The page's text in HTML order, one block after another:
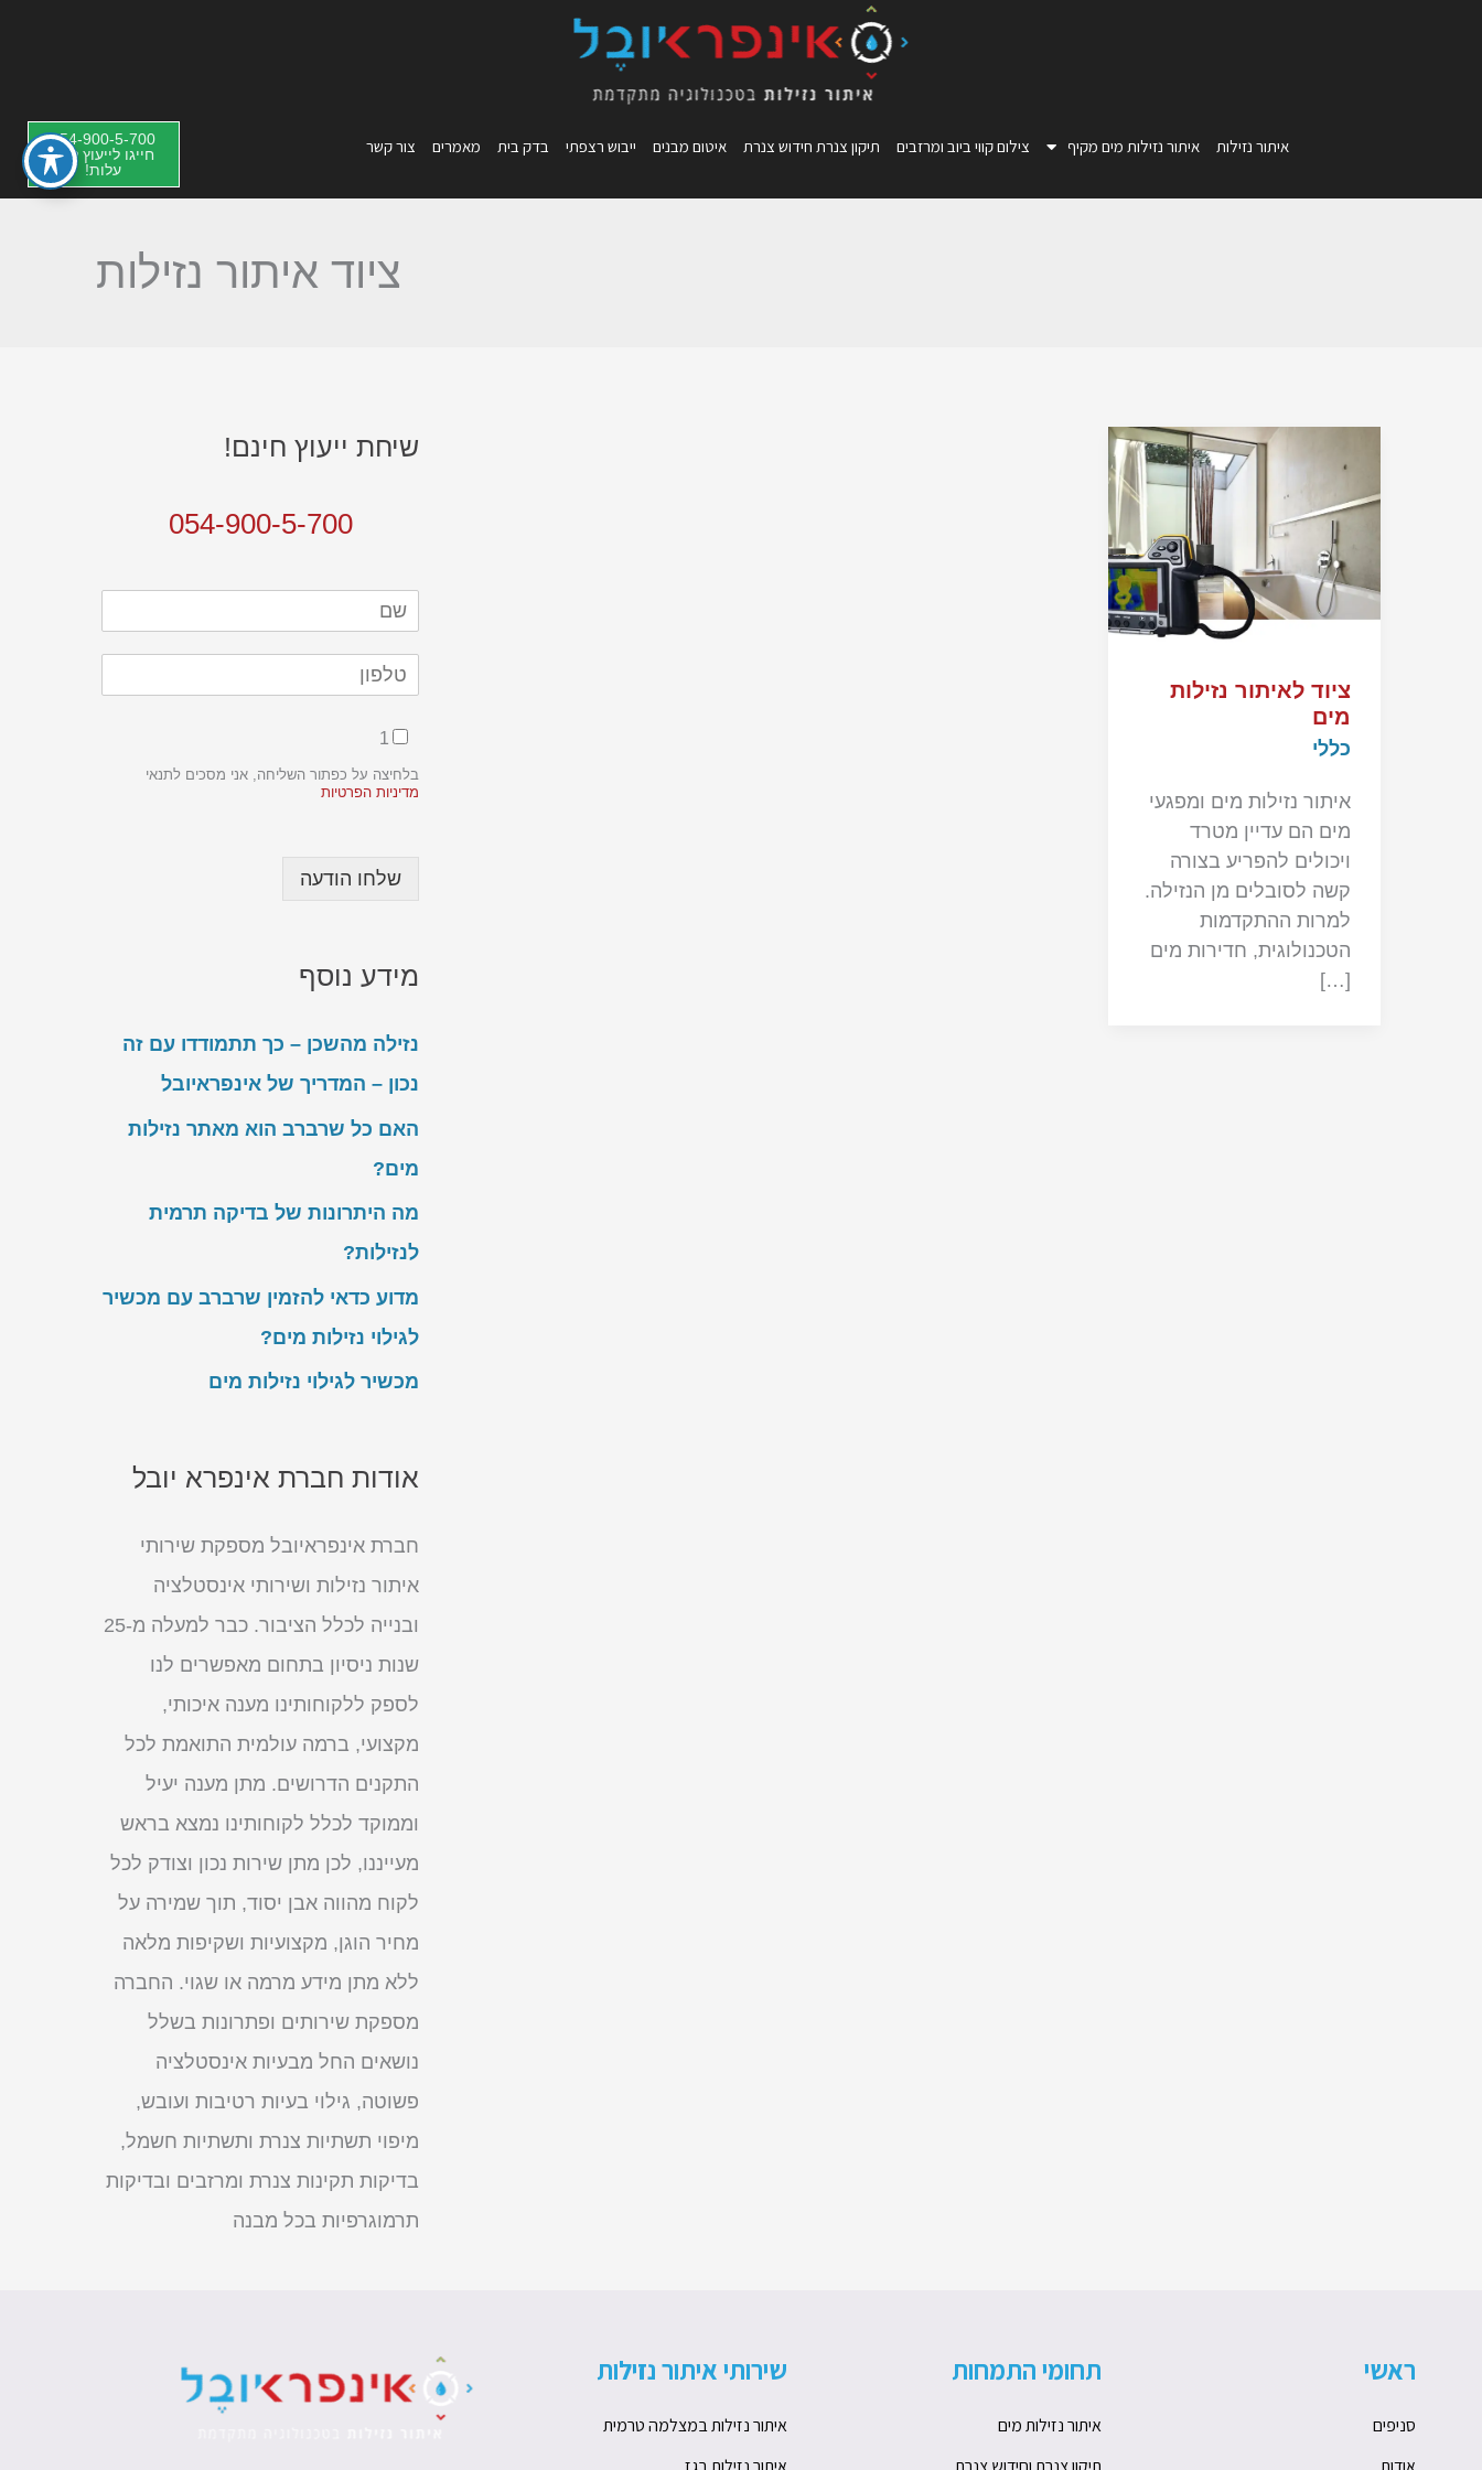
איתור נזילות איתור נזילות מים מקיף צילום קווי ביוב ומרזבים תיקון צנרת חידוש צנרת איטום מבנים ייבוש רצפתי בדק בית מאמרים צור קשר
054-900-5-700
חייגו לייעוץ ללא
עלות!
ציוד איתור נזילות
ציוד לאיתור נזילות
מים
כללי
איתור נזילות מים ומפגעי
מים הם עדיין מטרד
ויכולים להפריע בצורה
קשה לסובלים מן הנזילה.
למרות ההתקדמות
הטכנולוגית, חדירות מים
[…]
שיחת ייעוץ חינם!
054-900-5-700
c
1
בלחיצה על כפתור השליחה, אני מסכים לתנאי
מדיניות הפרטיות
שלחו הודעה
מידע נוסף
נזילה מהשכן – כך תתמודדו עם זה
נכון – המדריך של אינפראיובל
האם כל שרברב הוא מאתר נזילות
מים?
מה היתרונות של בדיקה תרמית
לנזילות?
מדוע כדאי להזמין שרברב עם מכשיר
לגילוי נזילות מים?
מכשיר לגילוי נזילות מים
אודות חברת אינפרא יובל
חברת אינפראיובל מספקת שירותי
איתור נזילות ושירותי אינסטלציה
ובנייה לכלל הציבור. כבר למעלה מ-25
שנות ניסיון בתחום מאפשרים לנו
לספק ללקוחותינו מענה איכותי,
מקצועי, ברמה עולמית התואמת לכל
התקנים הדרושים. מתן מענה יעיל
וממוקד לכלל לקוחותינו נמצא בראש
מעייננו, לכן מתן שירות נכון וצודק לכל
לקוח מהווה אבן יסוד, תוך שמירה על
מחיר הוגן, מקצועיות ושקיפות מלאה
ללא מתן מידע מרמה או שגוי. החברה
מספקת שירותים ופתרונות בשלל
נושאים החל מבעיות אינסטלציה
פשוטה, גילוי בעיות רטיבות ועובש,
מיפוי תשתיות צנרת ותשתיות חשמל,
בדיקות תקינות צנרת ומרזבים ובדיקות
תרמוגרפיות בכל מבנה
ראשי
סניפים
תחומי התמחות
איתור נזילות מים
שירותי איתור נזילות
איתור נזילות במצלמה טרמית